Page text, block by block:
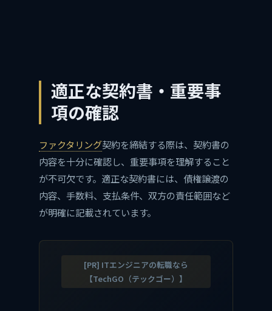
適正な契約書・重要事
項の確認
ファクタリング契約を締結する際は、契約書の
内容を十分に確認し、重要事項を理解すること
が不可欠です。適正な契約書には、債権譲渡の
内容、手数料、支払条件、双方の責任範囲など
が明確に記載されています。
[PR] ITエンジニアの転職なら
【TechGO（テックゴー）】